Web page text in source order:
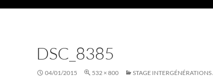
DSC_8385
04/01/2015 532 × 800 STAGE